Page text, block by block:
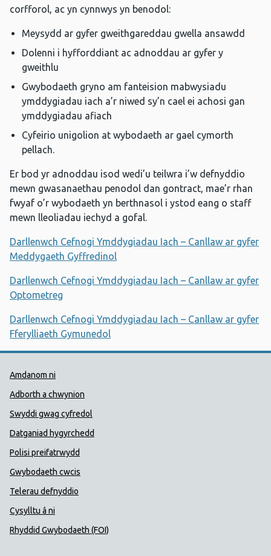
corfforol, ac yn cynnwys yn benodol:
Meysydd ar gyfer gweithgareddau gwella ansawdd
Dolenni i hyfforddiant ac adnoddau ar gyfer y
gweithlu
Gwybodaeth gryno am fanteision mabwysiadu
ymddygiadau iach a’r niwed sy’n cael ei achosi gan
ymddygiadau afiach
Cyfeirio unigolion at wybodaeth ar gael cymorth
pellach.
Er bod yr adnoddau isod wedi’u teilwra i’w defnyddio
mewn gwasanaethau penodol dan gontract, mae’r rhan
fwyaf o’r wybodaeth yn berthnasol i ystod eang o staff
mewn lleoliadau iechyd a gofal.
Darllenwch Cefnogi Ymddygiadau Iach – Canllaw ar gyfer
Meddygaeth Gyffredinol
Darllenwch Cefnogi Ymddygiadau Iach – Canllaw ar gyfer
Optometreg
Darllenwch Cefnogi Ymddygiadau Iach – Canllaw ar gyfer
Fferylliaeth Gymunedol
Dolenni Cymorth Iechyd
Amdanom ni
Adborth a chwynion
Swyddi gwag cyfredol
Datganiad hygyrchedd
Polisi preifatrwydd
Gwybodaeth cwcis
Telerau defnyddio
Cysylltu â ni
Rhyddid Gwybodaeth (FOI)